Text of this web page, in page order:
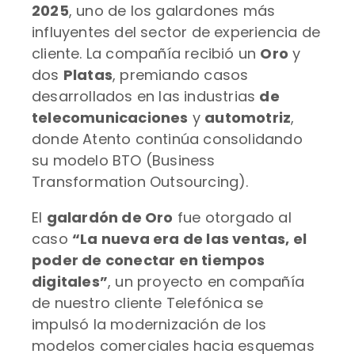
2025, uno de los galardones más
influyentes del sector de experiencia de
cliente. La compañía recibió un Oro y
dos Platas, premiando casos
desarrollados en las industrias de
telecomunicaciones y automotriz,
donde Atento continúa consolidando
su modelo BTO (Business
Transformation Outsourcing).
El galardón de Oro fue otorgado al
caso “La nueva era de las ventas, el
poder de conectar en tiempos
digitales”, un proyecto en compañía
de nuestro cliente Telefónica se
impulsó la modernización de los
modelos comerciales hacia esquemas